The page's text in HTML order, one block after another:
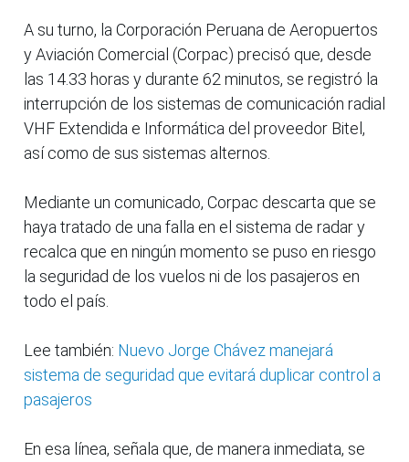
A su turno, la Corporación Peruana de Aeropuertos
y Aviación Comercial (Corpac) precisó que, desde
las 14.33 horas y durante 62 minutos, se registró la
interrupción de los sistemas de comunicación radial
VHF Extendida e Informática del proveedor Bitel,
así como de sus sistemas alternos.
Mediante un comunicado, Corpac descarta que se
haya tratado de una falla en el sistema de radar y
recalca que en ningún momento se puso en riesgo
la seguridad de los vuelos ni de los pasajeros en
todo el país.
Lee también: Nuevo Jorge Chávez manejará
sistema de seguridad que evitará duplicar control a
pasajeros
En esa línea, señala que, de manera inmediata, se